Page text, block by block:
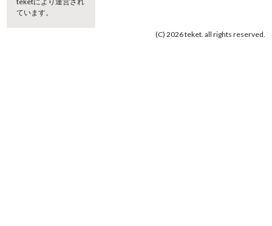
ています。
(C) 2026 teket. all rights reserved.